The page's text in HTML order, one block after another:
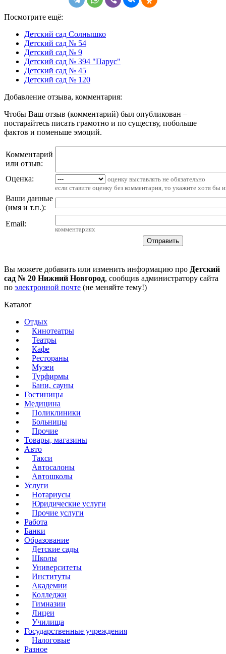
Посмотрите ещё:
Детский сад Солнышко
Детский сад № 54
Детский сад № 9
Детский сад № 394 "Парус"
Детский сад № 45
Детский сад № 120
Добавление отзыва, комментария:
Чтобы Ваш отзыв (комментарий) был опубликован –
постарайтесь писать грамотно и по существу, побольше
фактов и поменьше эмоций.
Комментарий
или отзыв:
Оценка:
оценку выставлять не обязательно
если ставите оценку без комментария, то укажите хотя бы
Ваши данные
(имя и т.п.):
Email:
комментариях
Вы можете добавить или изменить информацию про Детский
сад № 20 Нижний Новгород, сообщив администратору сайта
по электронной почте (не меняйте тему!)
Каталог
Отдых
Кинотеатры
Театры
Кафе
Рестораны
Музеи
Турфирмы
Бани, сауны
Гостиницы
Медицина
Поликлиники
Больницы
Прочие
Товары, магазины
Авто
Такси
Автосалоны
Автошколы
Услуги
Нотариусы
Юридические услуги
Прочие услуги
Работа
Банки
Образование
Детские сады
Школы
Университеты
Институты
Академии
Колледжи
Гимназии
Лицеи
Училища
Государственные учреждения
Налоговые
Разное